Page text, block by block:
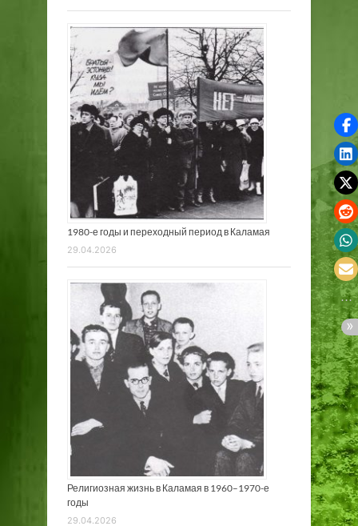
1980-е годы и переходный период в Каламая
29.04.2026
Религиозная жизнь в Каламая в 1960–1970-е
годы
29.04.2026